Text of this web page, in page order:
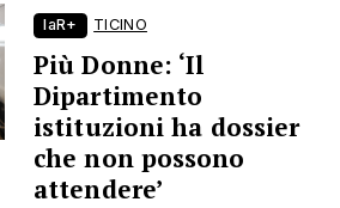
laR+ TICINO
Più Donne: ‘Il
Dipartimento
istituzioni ha dossier
che non possono
attendere’